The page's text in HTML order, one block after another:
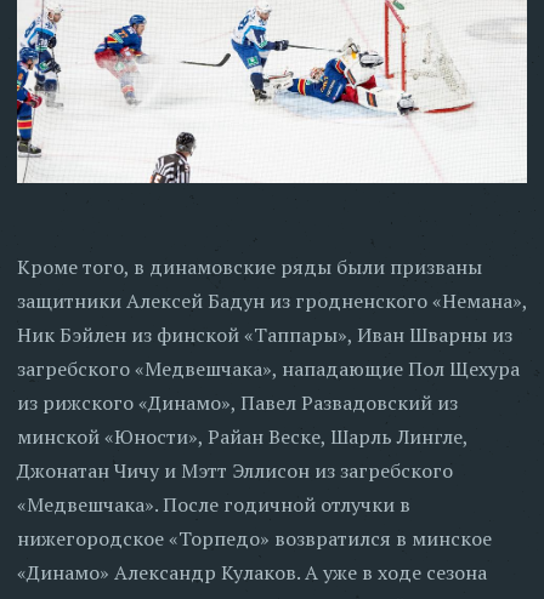
Кроме того, в динамовские ряды были призваны
защитники Алексей Бадун из гродненского «Немана»,
Ник Бэйлен из финской «Таппары», Иван Шварны из
загребского «Медвешчака», нападающие Пол Щехура
из рижского «Динамо», Павел Развадовский из
минской «Юности», Райан Веске, Шарль Лингле,
Джонатан Чичу и Мэтт Эллисон из загребского
«Медвешчака». После годичной отлучки в
нижегородское «Торпедо» возвратился в минское
«Динамо» Александр Кулаков. А уже в ходе сезона